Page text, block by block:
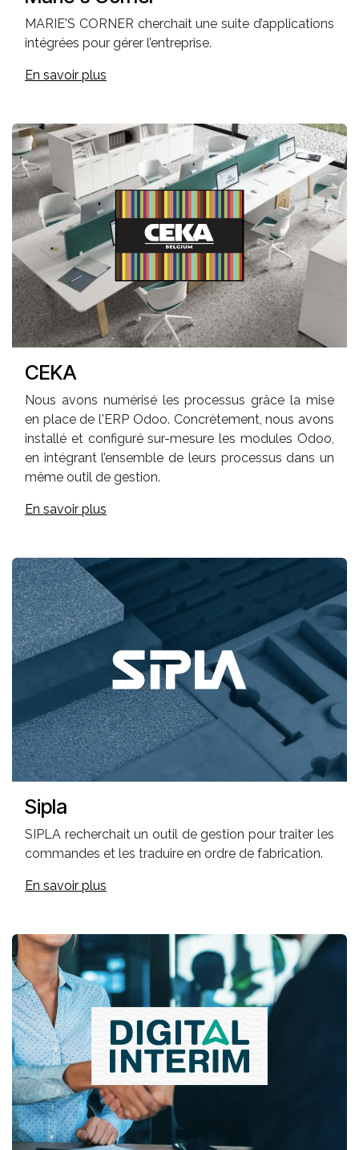
MARIE'S CORNER cherchait une suite d’applications
intégrées pour gérer l’entreprise.
En savoir plus
CEKA
Nous avons numérisé les processus grâce la mise
en place de l'ERP Odoo. Concrètement, nous avons
installé et configuré sur-mesure les modules Odoo,
en intégrant l’ensemble de leurs processus dans un
même outil de gestion.
En savoir plus
Sipla
SIPLA recherchait un outil de gestion pour traiter les
commandes et les traduire en ordre de fabrication.
En savoir plus